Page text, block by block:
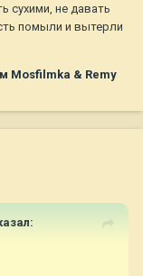
сухими, не давать
помыли и вытерли
Mosfilmka & Remy